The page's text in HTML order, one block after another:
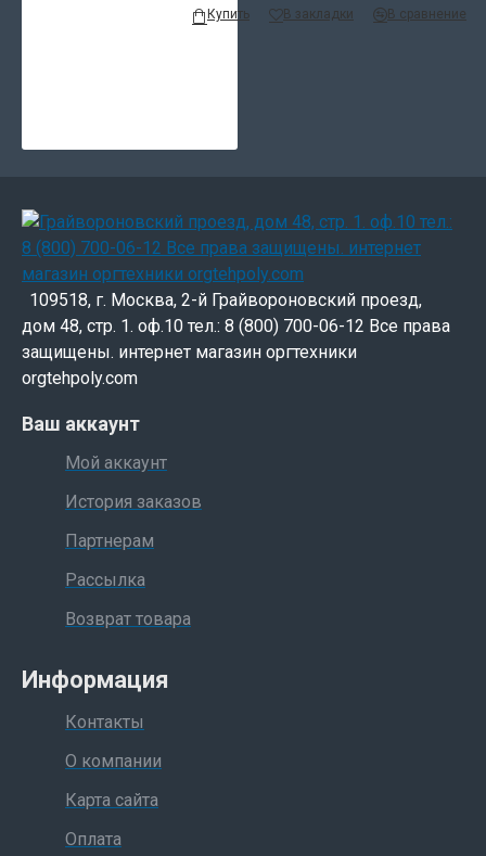
Купить В закладки В сравнение
109518, г. Москва, 2-й Грайвороновский проезд,
дом 48, стр. 1. оф.10 тел.: 8 (800) 700-06-12 Все права
защищены. интернет магазин оргтехники
orgtehpoly.com
Ваш аккаунт
Мой аккаунт
История заказов
Партнерам
Рассылка
Возврат товара
Информация
Контакты
О компании
Карта сайта
Оплата